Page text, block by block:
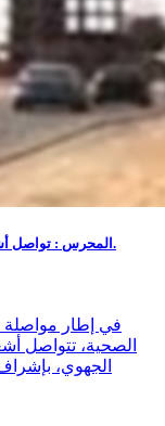
المحرس : تواصل أشغال تهيئة عيادة الإنعاش والتخدير بالمستشفى الجهوي.
في إطار مواصلة
الصحية، تتواصل
الجهوي،